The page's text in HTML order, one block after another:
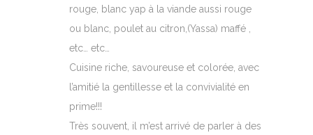
rouge, blanc yap à la viande aussi rouge
ou blanc, poulet au citron,(Yassa) maffé ,
etc… etc…
Cuisine riche, savoureuse et colorée, avec
l’amitié la gentillesse et la convivialité en
prime!!!
Très souvent, il m’est arrivé de parler à des